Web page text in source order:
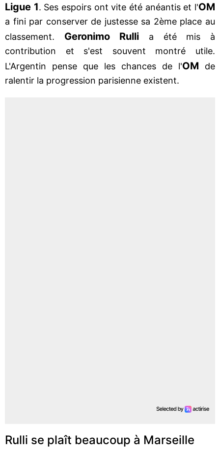
Ligue 1. Ses espoirs ont vite été anéantis et l'OM
a fini par conserver de justesse sa 2ème place au
classement. Geronimo Rulli a été mis à
contribution et s'est souvent montré utile.
L'Argentin pense que les chances de l'OM de
ralentir la progression parisienne existent.
Rulli se plaît beaucoup à Marseille